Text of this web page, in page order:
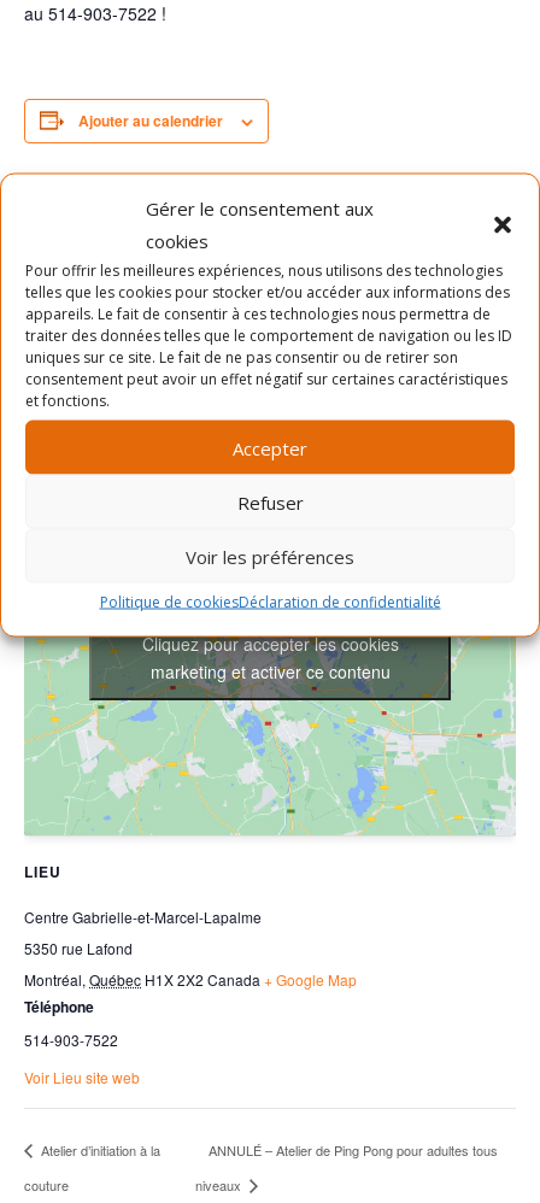
Gérer le consentement aux
cookies
Pour offrir les meilleures expériences, nous utilisons des technologies
telles que les cookies pour stocker et/ou accéder aux informations des
appareils. Le fait de consentir à ces technologies nous permettra de
traiter des données telles que le comportement de navigation ou les ID
uniques sur ce site. Le fait de ne pas consentir ou de retirer son
consentement peut avoir un effet négatif sur certaines caractéristiques
et fonctions.
Accepter
Refuser
Voir les préférences
Politique de cookiesDéclaration de confidentialité
au 514-903-7522 !
Ajouter au calendrier
11 avril 2024
Heure :
11h15 - 12h15
Prix :
Gratuit
ORGANISATEUR
SLAB
Téléphone
514-903-7522
Voir le site Organisateur
LIEU
Centre Gabrielle-et-Marcel-Lapalme
5350 rue Lafond
Montréal, Québec H1X 2X2 Canada + Google Map
Téléphone
514-903-7522
Voir Lieu site web
Cliquez pour accepter les cookies
marketing et activer ce contenu
Atelier d’initiation à la
couture
ANNULÉ – Atelier de Ping Pong pour adultes tous
niveaux